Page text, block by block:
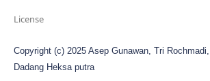
License
Copyright (c) 2025 Asep Gunawan, Tri
Dadang Heksa putra